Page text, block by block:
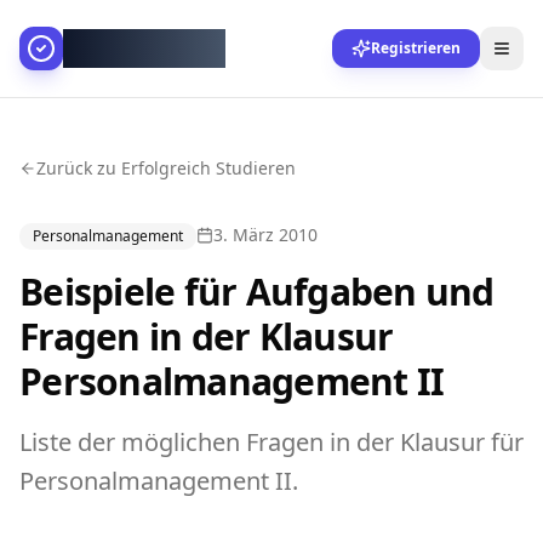
Registrieren
Zurück zu Erfolgreich Studieren
Personalmanagement 3. März 2010
Beispiele für Aufgaben und
Fragen in der Klausur
Personalmanagement II
Liste der möglichen Fragen in der Klausur für
Personalmanagement II.